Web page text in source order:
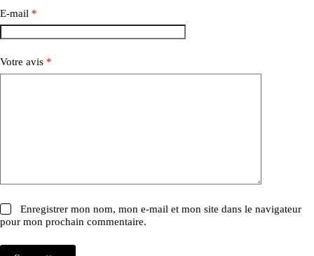
E-mail *
Votre avis *
Enregistrer mon nom, mon e-mail et mon site dans le navigateur
pour mon prochain commentaire.